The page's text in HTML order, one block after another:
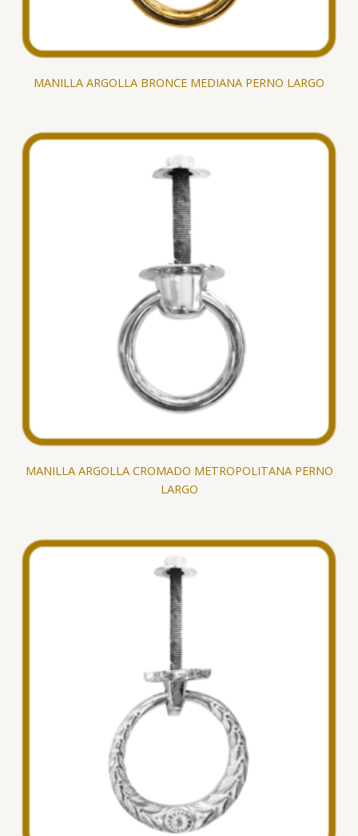
MANILLA ARGOLLA BRONCE MEDIANA PERNO LARGO
MANILLA ARGOLLA CROMADO METROPOLITANA PERNO
LARGO